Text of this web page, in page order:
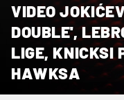
VIDEO
DOUBLE',
LIGE, KNICKSI
HAWKSA